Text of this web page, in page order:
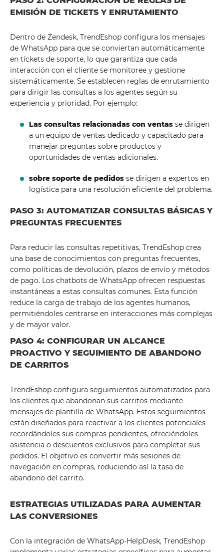
EMISIÓN DE TICKETS Y ENRUTAMIENTO
Dentro de Zendesk, TrendEshop configura los mensajes
de WhatsApp para que se conviertan automáticamente
en tickets de soporte, lo que garantiza que cada
interacción con el cliente se monitoree y gestione
sistemáticamente. Se establecen reglas de enrutamiento
para dirigir las consultas a los agentes según su
experiencia y prioridad. Por ejemplo:
Las consultas relacionadas con ventas se dirigen
a un equipo de ventas dedicado y capacitado para
manejar preguntas sobre productos y
oportunidades de ventas adicionales.
sobre soporte de pedidos se dirigen a expertos en
logística para una resolución eficiente del problema.
PASO 3: AUTOMATIZAR CONSULTAS BÁSICAS Y
PREGUNTAS FRECUENTES
Para reducir las consultas repetitivas, TrendEshop crea
una base de conocimientos con preguntas frecuentes,
como políticas de devolución, plazos de envío y métodos
de pago. Los chatbots de WhatsApp ofrecen respuestas
instantáneas a estas consultas comunes. Esta función
reduce la carga de trabajo de los agentes humanos,
permitiéndoles centrarse en interacciones más complejas
y de mayor valor.
PASO 4: CONFIGURAR UN ALCANCE
PROACTIVO Y SEGUIMIENTO DE ABANDONO
DE CARRITOS
TrendEshop configura seguimientos automatizados para
los clientes que abandonan sus carritos mediante
mensajes de plantilla de WhatsApp. Estos seguimientos
están diseñados para reactivar a los clientes potenciales
recordándoles sus compras pendientes, ofreciéndoles
asistencia o descuentos exclusivos para completar sus
pedidos. El objetivo es convertir más sesiones de
navegación en compras, reduciendo así la tasa de
abandono del carrito.
ESTRATEGIAS UTILIZADAS PARA AUMENTAR
LAS CONVERSIONES
Con la integración de WhatsApp-HelpDesk, TrendEshop